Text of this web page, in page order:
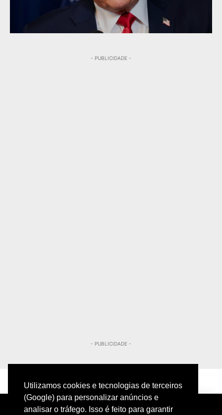
Utilizamos cookies e tecnologias de terceiros
(Google) para personalizar anúncios e
analisar o tráfego. Isso é feito para garantir
- PUBLICIDADE -
- PUBLICIDADE -